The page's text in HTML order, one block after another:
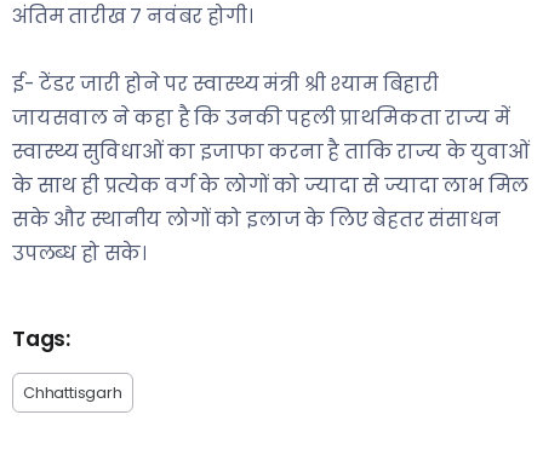
अंतिम तारीख 7 नवंबर होगी।
ई- टेंडर जारी होने पर स्वास्थ्य मंत्री श्री श्याम बिहारी
जायसवाल ने कहा है कि उनकी पहली प्राथमिकता राज्य में
स्वास्थ्य सुविधाओं का इजाफा करना है ताकि राज्य के युवाओं
के साथ ही प्रत्येक वर्ग के लोगों को ज्यादा से ज्यादा लाभ मिल
सके और स्थानीय लोगों को इलाज के लिए बेहतर संसाधन
उपलब्ध हो सके।
Tags:
Chhattisgarh